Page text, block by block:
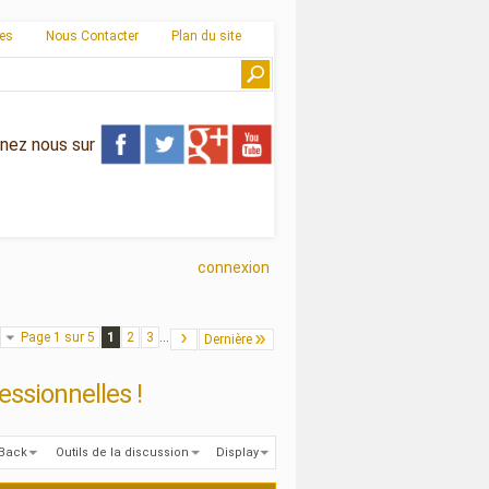
Nous Contacter Plan du site
nous sur
connexion
Page 1 sur 5 1 2 3 ... Dernière
!
Outils de la discussion Display